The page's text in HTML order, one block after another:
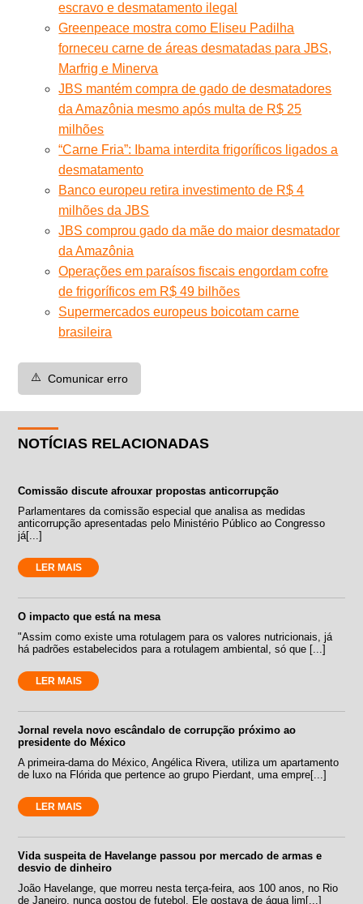
escravo e desmatamento ilegal
Greenpeace mostra como Eliseu Padilha
forneceu carne de áreas desmatadas para JBS,
Marfrig e Minerva
JBS mantém compra de gado de desmatadores
da Amazônia mesmo após multa de R$ 25
milhões
“Carne Fria”: Ibama interdita frigoríficos ligados a
desmatamento
Banco europeu retira investimento de R$ 4
milhões da JBS
JBS comprou gado da mãe do maior desmatador
da Amazônia
Operações em paraísos fiscais engordam cofre
de frigoríficos em R$ 49 bilhões
Supermercados europeus boicotam carne
brasileira
⚠️ Comunicar erro
NOTÍCIAS RELACIONADAS
Comissão discute afrouxar propostas anticorrupção
Parlamentares da comissão especial que analisa as medidas
anticorrupção apresentadas pelo Ministério Público ao Congresso
já[...]
LER MAIS
O impacto que está na mesa
"Assim como existe uma rotulagem para os valores nutricionais, já
há padrões estabelecidos para a rotulagem ambiental, só que [...]
LER MAIS
Jornal revela novo escândalo de corrupção próximo ao
presidente do México
A primeira-dama do México, Angélica Rivera, utiliza um apartamento
de luxo na Flórida que pertence ao grupo Pierdant, uma empre[...]
LER MAIS
Vida suspeita de Havelange passou por mercado de armas e
desvio de dinheiro
João Havelange, que morreu nesta terça-feira, aos 100 anos, no Rio
de Janeiro, nunca gostou de futebol. Ele gostava de água lim[...]